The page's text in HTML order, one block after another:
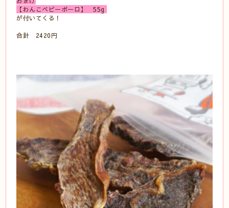
【わんこベビーボーロ】 55g
が付いてくる！
合計 2420円